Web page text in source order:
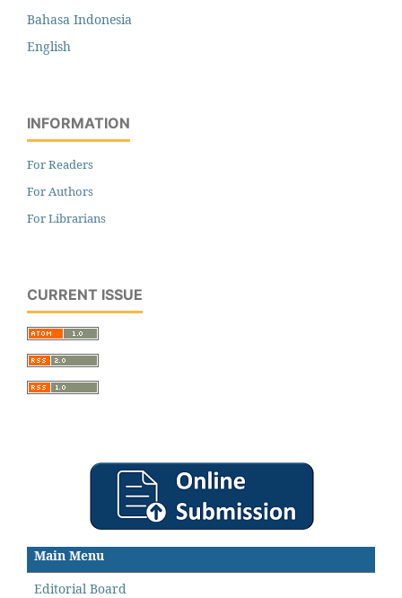
Bahasa Indonesia
English
INFORMATION
For Readers
For Authors
For Librarians
CURRENT ISSUE
Main Menu
Editorial Board